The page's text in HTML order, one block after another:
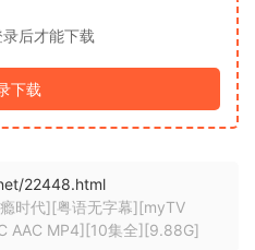
后才能下载
下载
22448.html
时代][粤语无字幕][myTV
AAC MP4][10集全][9.88G]